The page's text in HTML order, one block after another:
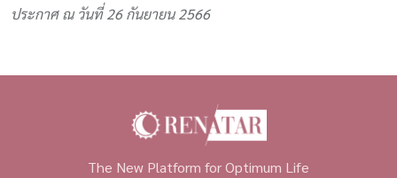
ประกาศ ณ วันที่ 26 กันยายน 2566
The New Platform for Optimum Life